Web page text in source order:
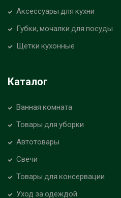
Аксессуары для кухни
Губки, мочалки для посуды
Щетки кухонные
Каталог
Ванная комната
Товары для уборки
Автотовары
Свечи
Товары для консервации
Уход за одеждой